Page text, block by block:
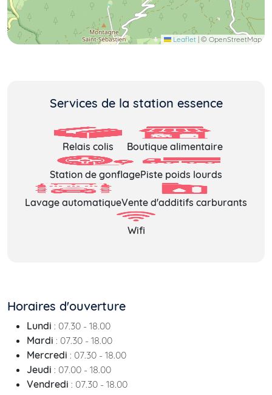
Leaflet | © OpenStreetMap
Services de la station essence
Relais colis Boutique alimentaire
Station de gonflagePiste poids lourds
Lavage automatiqueVente d'additifs carburants
Wifi
Horaires d'ouverture
Lundi : 07.30 - 18.00
Mardi : 07.30 - 18.00
Mercredi : 07.30 - 18.00
Jeudi : 07.00 - 18.00
Vendredi : 07.30 - 18.00